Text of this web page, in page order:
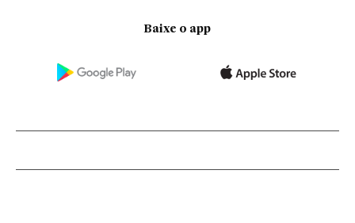
Baixe o app